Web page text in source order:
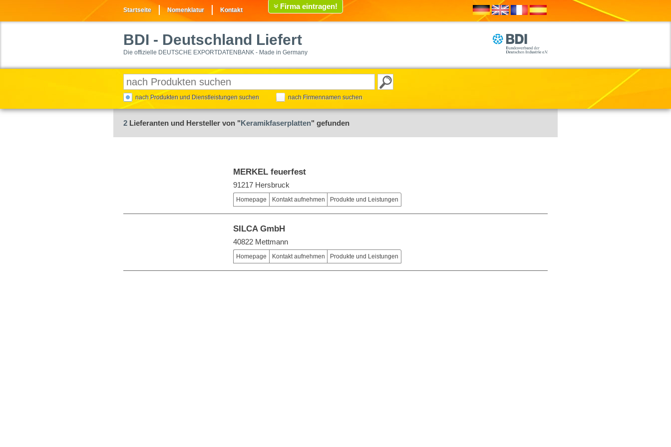
Startseite Nomenklatur Kontakt Firma eintragen!
BDI - Deutschland Liefert
Die offizielle DEUTSCHE EXPORTDATENBANK - Made in Germany
nach Produkten und Dienstleistungen suchen nach Firmennamen suchen
2 Lieferanten und Hersteller von "Keramikfaserplatten" gefunden
MERKEL feuerfest
91217 Hersbruck
Homepage Kontakt aufnehmen Produkte und Leistungen
SILCA GmbH
40822 Mettmann
Homepage Kontakt aufnehmen Produkte und Leistungen